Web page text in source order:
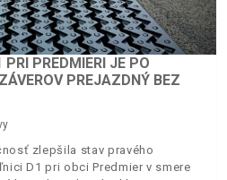
PREDMIERI JE PO
PREJAZDNÝ BEZ
zlepšila stav pravého
D1 pri obci Predmier v smere